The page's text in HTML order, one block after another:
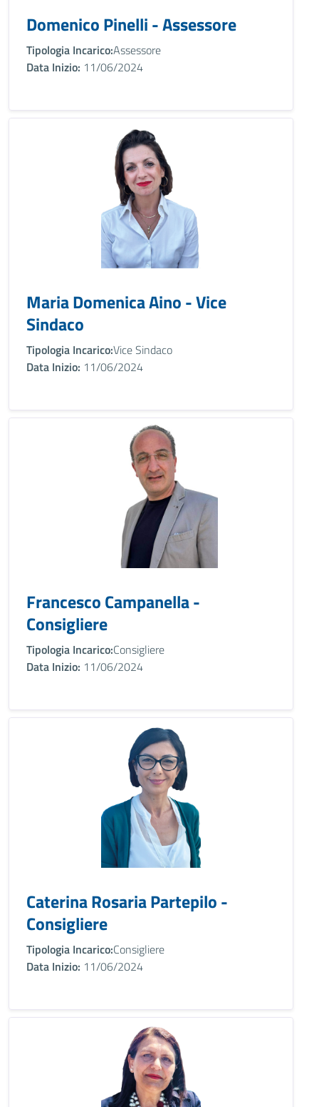
Domenico Pinelli - Assessore
Tipologia Incarico:Assessore
Data Inizio: 11/06/2024
Maria Domenica Aino - Vice
Sindaco
Tipologia Incarico:Vice Sindaco
Data Inizio: 11/06/2024
Francesco Campanella -
Consigliere
Tipologia Incarico:Consigliere
Data Inizio: 11/06/2024
Caterina Rosaria Partepilo -
Consigliere
Tipologia Incarico:Consigliere
Data Inizio: 11/06/2024